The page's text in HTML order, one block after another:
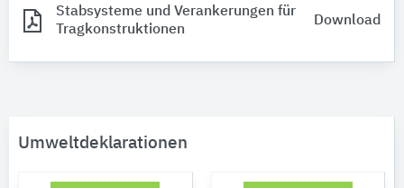
Stabsysteme und Verankerungen für
Tragkonstruktionen
Download
Umweltdeklarationen